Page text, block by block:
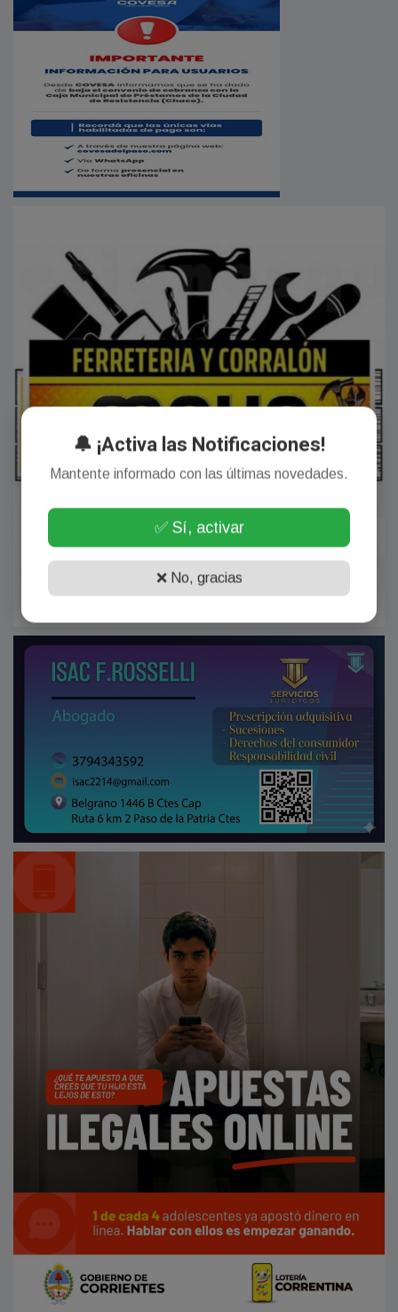
🔔 ¡Activa las Notificaciones!
Mantente informado con las últimas novedades.
✅ Sí, activar
❌ No, gracias